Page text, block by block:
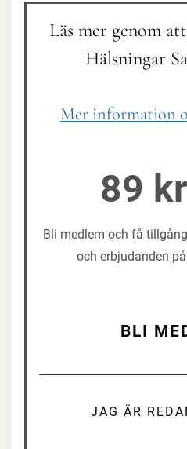
ordet och berättade om sitt
Gensvaret var totalt
det geniala och på det
månadsvisa matlagning.
Läs mer genom
Hälsningar
Mer information
89 kr
Bli medlem och få
och erbjudanden
BLI
JAG ÄR